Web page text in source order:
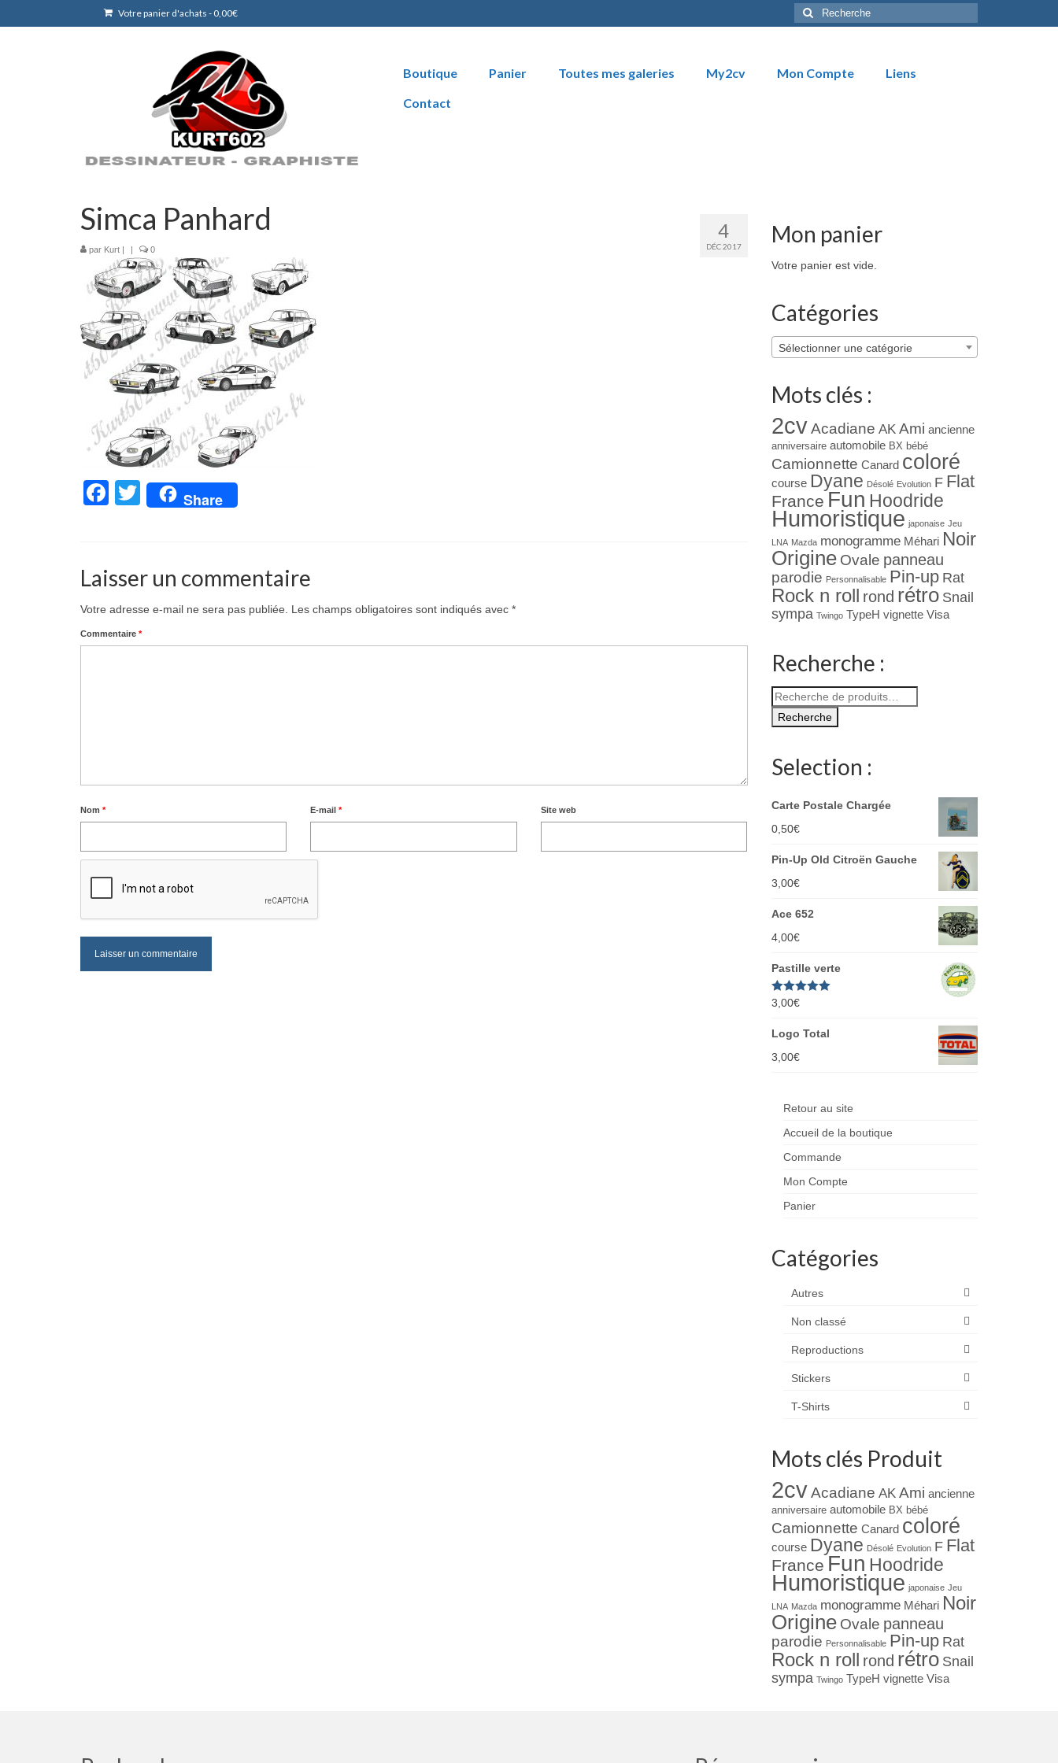
Votre panier d'achats - 0,00€
Rechercher
:
Boutique Panier Toutes mes galeries My2cv Mon Compte
Liens
Contact
4
DÉC 2017
Simca Panhard
par Kurt 0
Facebook
Twitter
Share
Laisser un commentaire
Votre adresse e-mail ne sera pas publiée. Les champs obligatoires sont indiqués avec *
Commentaire *
Nom * E-mail* Site web
Mon panier
Votre panier est vide.
Catégories
Sélectionner une catégorie
Mots clés :
2cv Acadiane AK Ami ancienne
anniversaire automobile BX bébé
Camionnette Canard coloré
course Dyane Désolé Evolution F Flat
France Fun Hoodride
Humoristique japonaise Jeu
LNA Mazda monogramme Méhari Noir
Origine Ovale panneau
parodie Personnalisable Pin-up Rat
Rock n roll rond rétro Snail
sympa Twingo TypeH vignette Visa
Recherche :
Recherche
pour :
Recherche
Selection :
Carte Postale Chargée
0,50€
Pin-Up Old Citroën Gauche
3,00€
Ace 652
4,00€
Pastille verte
Note5.00
3,00€
Logo Total
3,00€
Retour au site
Accueil de la boutique
Commande
Mon Compte
Panier
Catégories
Autres
Non classé
Reproductions
Stickers
T-Shirts
Mots clés Produit
2cv Acadiane AK Ami ancienne
anniversaire automobile BX bébé
Camionnette Canard coloré
course Dyane Désolé Evolution F Flat
France Fun Hoodride
Humoristique japonaise Jeu
LNA Mazda monogramme Méhari Noir
Origine Ovale panneau
parodie Personnalisable Pin-up Rat
Rock n roll rond rétro Snail
sympa Twingo TypeH vignette Visa